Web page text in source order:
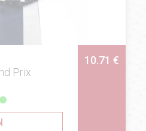
Prix
10.71 €